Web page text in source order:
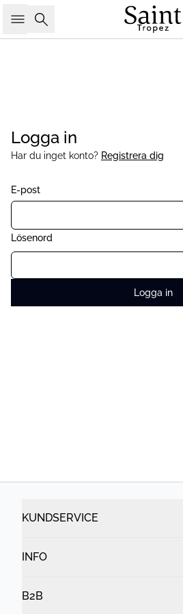
Sök
Logga in
Har du inget konto? Registrera dig
E-post
Lösenord
Logga in
KUNDSERVICE
INFO
B2B